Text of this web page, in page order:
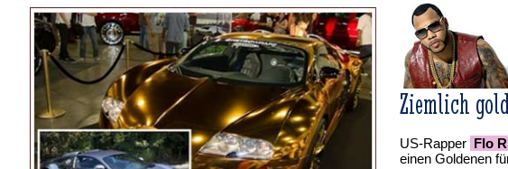
Ziemlich
US-Rapper Flo
einen Goldenen